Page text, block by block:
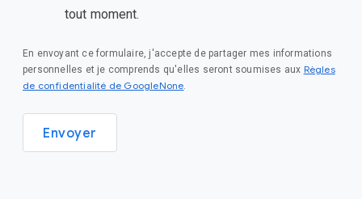
tout moment.
En envoyant ce formulaire, j'accepte de partager mes informations
personnelles et je comprends qu'elles seront soumises aux Règles
de confidentialité de GoogleNone.
Envoyer